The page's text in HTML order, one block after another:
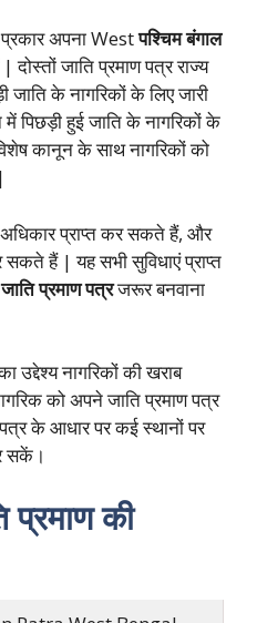
अपना Westपश्चिम बंगाल
जाति प्रमाण पत्र राज्य
के नागरिकों के लिए जारी
पिछड़ी हुई जाति के नागरिकों के
कानून के साथ नागरिकों को
प्राप्त कर सकते हैं, और
सकते हैं | यह सभी सुविधाएं प्राप्त
जाति प्रमाण पत्रजरूर बनवाना
उद्देश्य नागरिकों की खराब
को अपने जाति प्रमाण पत्र
के आधार पर कई स्थानों पर
सकें।
प्रमाणकी